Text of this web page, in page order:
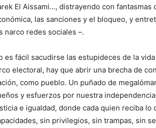
El Aissami…, distrayendo con
las sanciones y el bloqueo, y
narco redes sociales –.
es fácil sacudirse las estupideces de la
electoral, hay que abrir una brecha de
como pueblo. Un puñado de
y esfuerzos por nuestra
e igualdad, donde cada quien reciba
sin privilegios, sin trampas, sin